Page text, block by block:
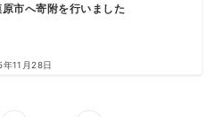
原市へ寄附を行いました
11月28日